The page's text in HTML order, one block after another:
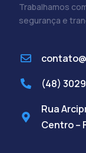
Trabalhamos
segurança e
(48)
Rua
Centro –